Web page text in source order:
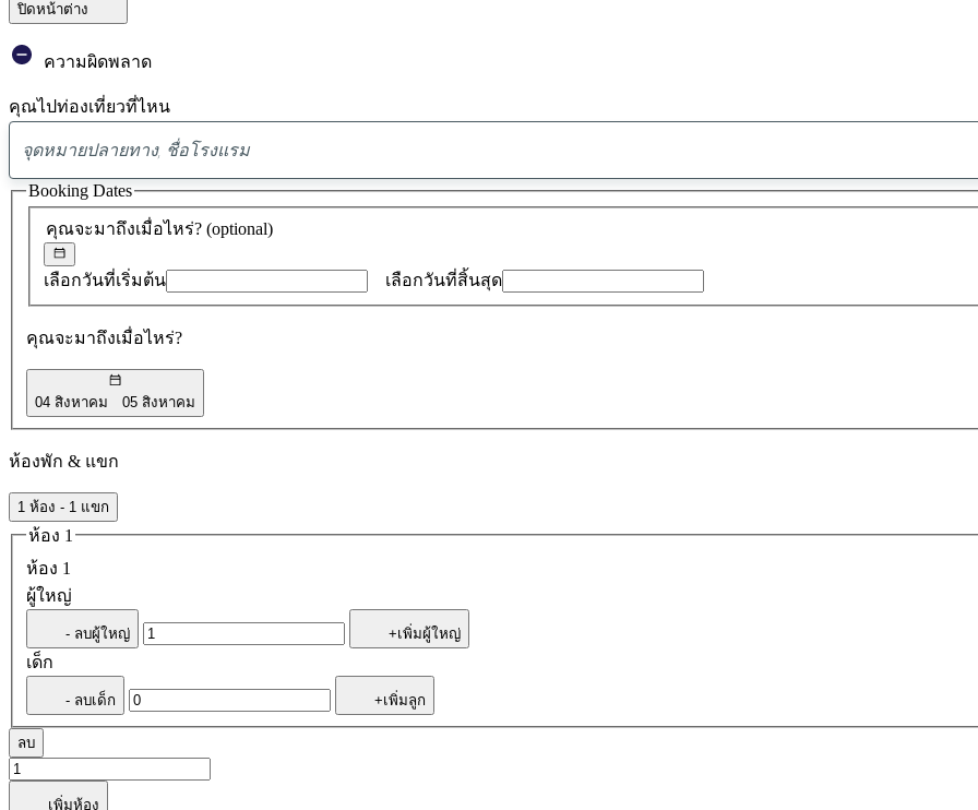
ปิดหน้าต่าง
ความผิดพลาด
คุณไปท่องเที่ยวที่ไหน
ข้อ
เสนอ
คุณจะมาถึงเมื่อไหร่? (optional)
เลือกวันที่เริ่มต้น เลือกวันที่สิ้นสุด
คุณจะมาถึงเมื่อไหร่?
04 สิงหาคม 05 สิงหาคม
Booking Dates
ห้องพัก & แขก
1 ห้อง - 1 แขก
ห้อง 1
ห้อง 1
ผู้ใหญ่
- ลบผู้ใหญ่ +เพิ่มผู้ใหญ่
เด็ก
- ลบเด็ก +เพิ่มลูก
ลบ
เพิ่มห้อง